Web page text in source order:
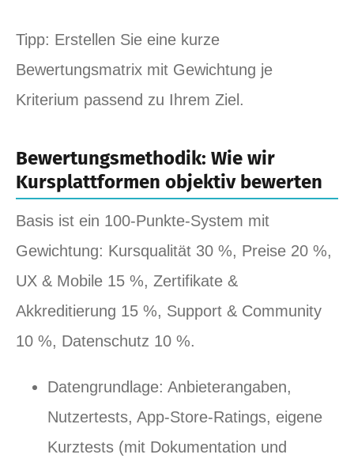
Tipp: Erstellen Sie eine kurze
Bewertungsmatrix mit Gewichtung je
Kriterium passend zu Ihrem Ziel.
Bewertungsmethodik: Wie wir
Kursplattformen objektiv bewerten
Basis ist ein 100‑Punkte‑System mit
Gewichtung: Kursqualität 30 %, Preise 20 %,
UX & Mobile 15 %, Zertifikate &
Akkreditierung 15 %, Support & Community
10 %, Datenschutz 10 %.
Datengrundlage: Anbieterangaben,
Nutzertests, App‑Store‑Ratings, eigene
Kurztests (mit Dokumentation und